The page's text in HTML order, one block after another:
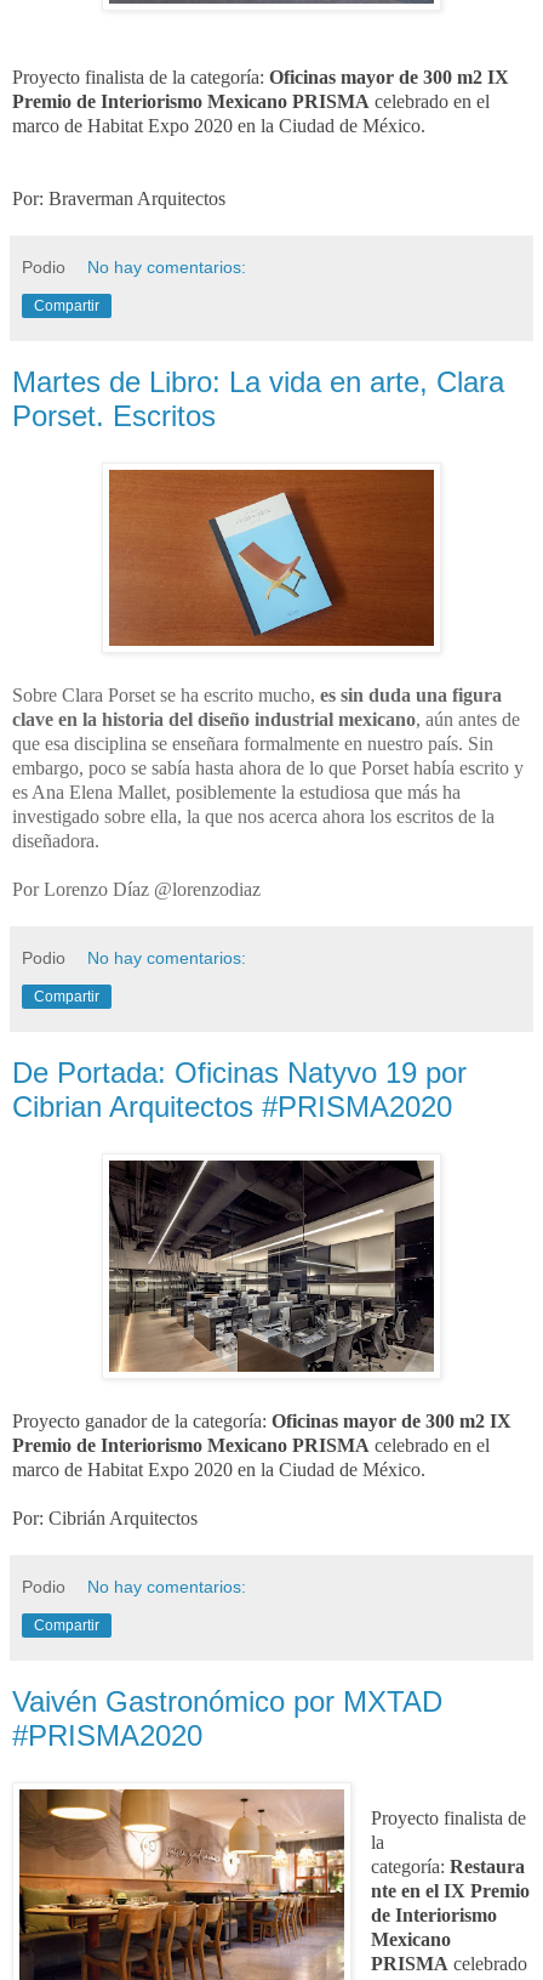
Proyecto finalista de la categoría: Oficinas mayor de 300 m2 IX
Premio de Interiorismo Mexicano PRISMA celebrado en el
marco de Habitat Expo 2020 en la Ciudad de México.
Por: Braverman Arquitectos
Podio No hay comentarios:
Compartir
Martes de Libro: La vida en arte, Clara
Porset. Escritos
Sobre Clara Porset se ha escrito mucho, es sin duda una figura
clave en la historia del diseño industrial mexicano, aún antes de
que esa disciplina se enseñara formalmente en nuestro país. Sin
embargo, poco se sabía hasta ahora de lo que Porset había escrito y
es Ana Elena Mallet, posiblemente la estudiosa que más ha
investigado sobre ella, la que nos acerca ahora los escritos de la
diseñadora.
Por Lorenzo Díaz @lorenzodiaz
Podio No hay comentarios:
Compartir
De Portada: Oficinas Natyvo 19 por
Cibrian Arquitectos #PRISMA2020
Proyecto ganador de la categoría: Oficinas mayor de 300 m2 IX
Premio de Interiorismo Mexicano PRISMA celebrado en el
marco de Habitat Expo 2020 en la Ciudad de México.
Por: Cibrián Arquitectos
Podio No hay comentarios:
Compartir
Vaivén Gastronómico por MXTAD
#PRISMA2020
Proyecto finalista de
la
categoría: Restaura
nteen el IX Premio
de Interiorismo
Mexicano
PRISMA celebrado